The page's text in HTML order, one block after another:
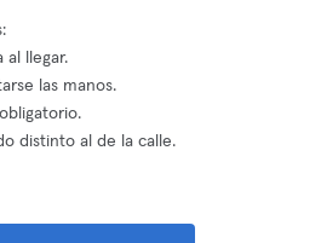
al llegar.
las manos.
distinto al de la calle.